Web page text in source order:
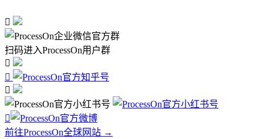

扫码进入ProcessOn用户群




前往ProcessOn全球网站 →